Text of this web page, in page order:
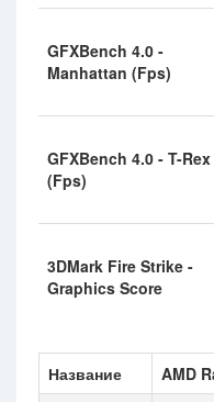
GFXBench 4.0 -
Manhattan (Fps)
GFXBench 4.0 - T-Rex
(Fps)
3DMark Fire Strike -
Graphics Score
Название AMD